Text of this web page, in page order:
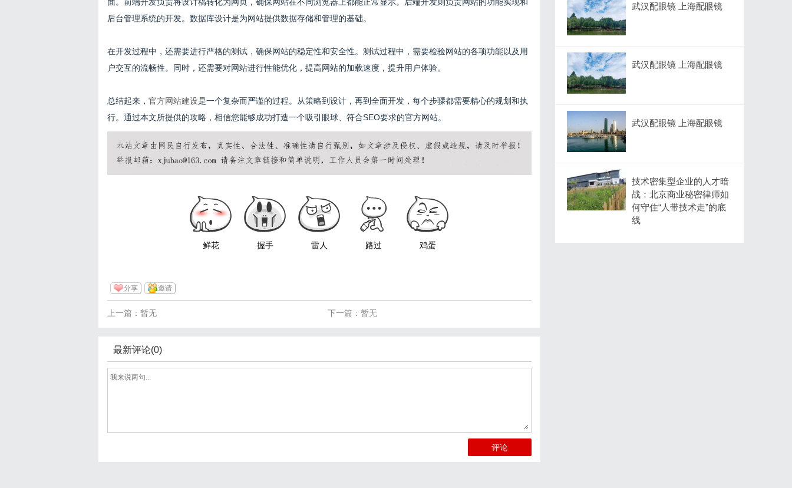
后台管理系统的开发。数据库设计是为网站提供数据存储和管理的基础。
在开发过程中，还需要进行严格的测试，确保网站的稳定性和安全性。测试过程中，需要检验网站的各项功能以及用
户交互的流畅性。同时，还需要对网站进行性能优化，提高网站的加载速度，提升用户体验。
总结起来， 官方网站建设是一个复杂而严谨的过程。从策略到设计，再到全面开发，每个步骤都需要精心的规划和执
行。通过本文所提供的攻略，相信您能够成功打造一个吸引眼球、符合SEO要求的官方网站。
鲜花 握手 雷人 路过 鸡蛋
分享 邀请
下一篇：暂无
上一篇：暂无
最新评论(0)
评论
武汉配眼镜 上海配眼镜
武汉配眼镜 上海配眼镜
武汉配眼镜 上海配眼镜
技术密集型企业的人才暗
战：北京商业秘密律师如
何守住“人带技术走”的底
线